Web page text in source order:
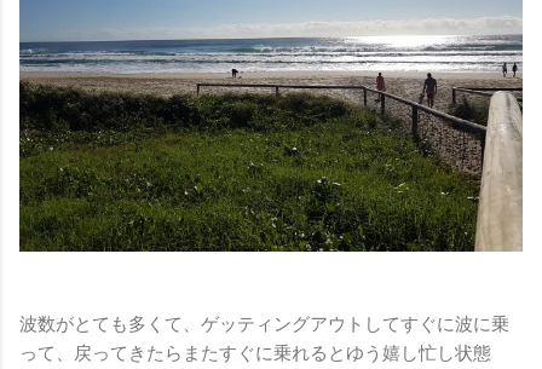
波数がとても多くて、ゲッティングアウトしてすぐに波に乗
って、戻ってきたらまたすぐに乗れるとゆう嬉し忙し状態